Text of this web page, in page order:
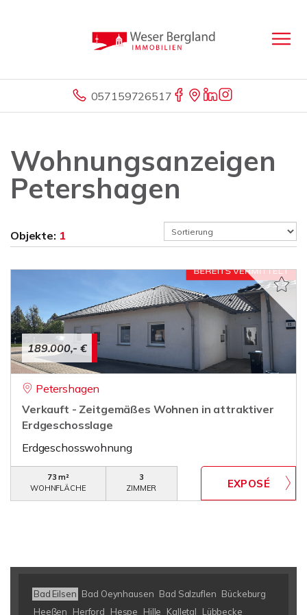
057159726517
Wohnungsanzeigen
Petershagen
Objekte: 1
189.000,- €
Petershagen
Verkauft - Zeitgemäßes Wohnen in attraktiver
Erdgeschosslage
Erdgeschosswohnung
73 m²
WOHNFLÄCHE
3
ZIMMER
Bad Eilsen Bad Oeynhausen Bad Salzuflen Bückeburg
Heeßen
Herford Hespe Hille Kalletal
Lübbecke